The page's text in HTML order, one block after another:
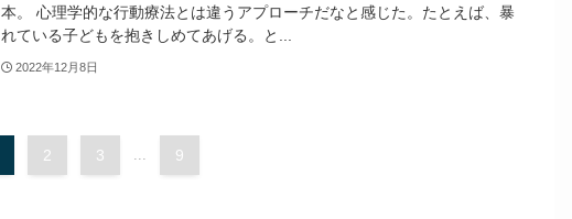
本。 心理学的な行動療法とは違うアプローチだなと感じた。たとえば、暴
れている子どもを抱きしめてあげる。と...
2022年12月8日
2 3 9